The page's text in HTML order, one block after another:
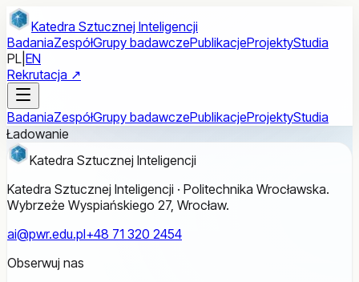
Przejdź do treści głównej
Katedra Sztucznej Inteligencji
BadaniaZespółGrupy badawczePublikacjeProjektyStudia
PL EN
Rekrutacja ↗
BadaniaZespółGrupy badawczePublikacjeProjektyStudia
Ładowanie
Katedra Sztucznej Inteligencji
Katedra Sztucznej Inteligencji · Politechnika Wrocławska.
Wybrzeże Wyspiańskiego 27, Wrocław.
ai@pwr.edu.pl+48 71 320 2454
Obserwuj nas